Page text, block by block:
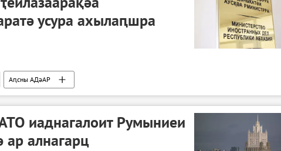
усура ахылаԥшра
Аԥсны АДәАР
иаднагалоит Румыниеи
ар алнагарц